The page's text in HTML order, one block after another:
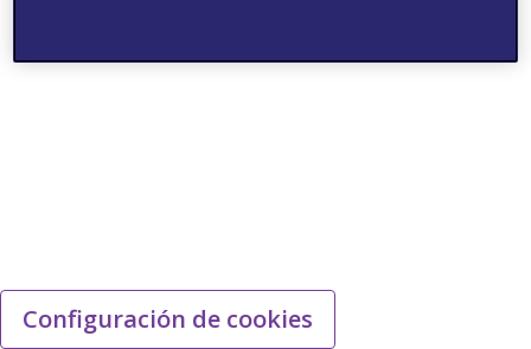
Configuración de cookies